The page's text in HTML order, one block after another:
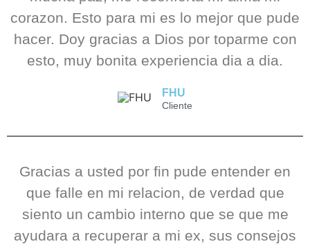
corazon. Esto para mi es lo mejor que pude
hacer. Doy gracias a Dios por toparme con
esto, muy bonita experiencia dia a dia.
FHU
Cliente
Gracias a usted por fin pude entender en
que falle en mi relacion, de verdad que
siento un cambio interno que se que me
ayudara a recuperar a mi ex, sus consejos